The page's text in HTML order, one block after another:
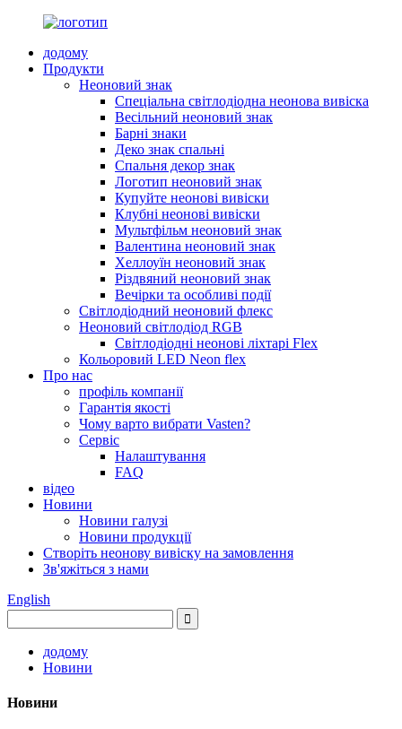
додому
Продукти
Неоновий знак
Спеціальна світлодіодна неонова вивіска
Весільний неоновий знак
Барні знаки
Деко знак спальні
Спальня декор знак
Логотип неоновий знак
Купуйте неонові вивіски
Клубні неонові вивіски
Мультфільм неоновий знак
Валентина неоновий знак
Хеллоуїн неоновий знак
Різдвяний неоновий знак
Вечірки та особливі події
Світлодіодний неоновий флекс
Неоновий світлодіод RGB
Світлодіодні неонові ліхтарі Flex
Кольоровий LED Neon flex
Про нас
профіль компанії
Гарантія якості
Чому варто вибрати Vasten?
Сервіс
Налаштування
FAQ
відео
Новини
Новини галузі
Новини продукції
Створіть неонову вивіску на замовлення
Зв'яжіться з нами
English
додому
Новини
Новини